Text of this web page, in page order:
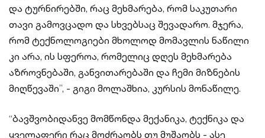
და ტურნირებში, რაც მეხმარება, რომ საკუთარი
თავი გამოვცადო და სხვებსაც შევადარო. მჯერა,
რომ ტექნოლოგიები მხოლოდ მომავლის ნაწილი
კი არა, ის სფეროა, რომელიც დღეს მეხმარება
აზროვნებაში, განვითარებაში და ჩემი მიზნების
მიღწევაში”, - გიგი მოლაშხია, კურსის მონაწილე.
“ბავშვობიდანვე მომწონდა მექანიკა, ტექნიკა და
ყველაფერი რაც მოძრაობს თუ მუშაობს - ასე